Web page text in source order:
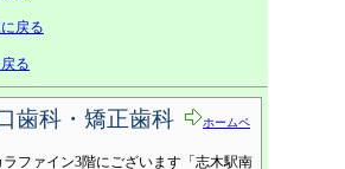
戻る
る
歯科・矯正歯科
ホームペ
ファイン3階にございます「志木駅南